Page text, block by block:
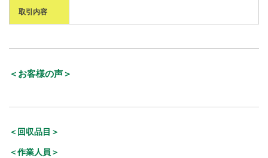
取引内容
＜お客様の声＞
＜回収品目＞
＜作業人員＞